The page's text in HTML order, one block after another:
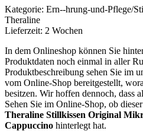
Kategorie: Ern--hrung-und-Pflege/
Theraline
Lieferzeit: 2 Wochen
In dem Onlineshop können Sie
Produktdaten noch einmal in aller
Produktbeschreibung sehen Sie im
vom Online-Shop bereitgestellt,
besitzen. Wir hoffen dennoch, dass
Sehen Sie im Online-Shop, ob
Theraline Stillkissen Original
Cappuccino hinterlegt hat.